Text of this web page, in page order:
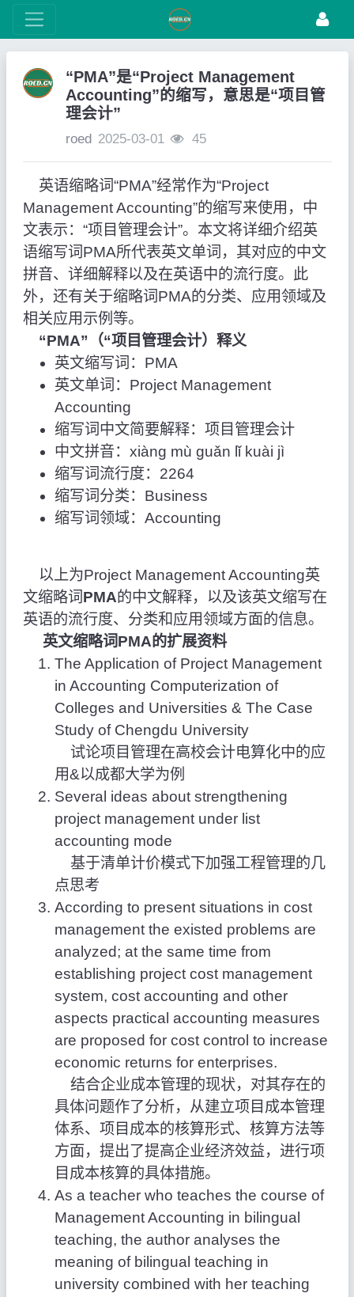
“PMA”是“Project Management
Accounting”的缩写，意思是“项目管
理会计”
roed 2025-03-01 45
英语缩略词“PMA”经常作为“Project
Management Accounting”的缩写来使用，中
文表示：“项目管理会计”。本文将详细介绍英
语缩写词PMA所代表英文单词，其对应的中文
拼音、详细解释以及在英语中的流行度。此
外，还有关于缩略词PMA的分类、应用领域及
相关应用示例等。
“PMA”（“项目管理会计）释义
英文缩写词：PMA
英文单词：Project Management
Accounting
缩写词中文简要解释：项目管理会计
中文拼音：xiàng mù guǎn lǐ kuài jì
缩写词流行度：2264
缩写词分类：Business
缩写词领域：Accounting
以上为Project Management Accounting英
文缩略词 PMA的中文解释，以及该英文缩写在
英语的流行度、分类和应用领域方面的信息。
英文缩略词PMA的扩展资料
The Application of Project Management
in Accounting Computerization of
Colleges and Universities & The Case
Study of Chengdu University
试论项目管理在高校会计电算化中的应
用&以成都大学为例
Several ideas about strengthening
project management under list
accounting mode
基于清单计价模式下加强工程管理的几
点思考
According to present situations in cost
management the existed problems are
analyzed; at the same time from
establishing project cost management
system, cost accounting and other
aspects practical accounting measures
are proposed for cost control to increase
economic returns for enterprises.
结合企业成本管理的现状，对其存在的
具体问题作了分析，从建立项目成本管理
体系、项目成本的核算形式、核算方法等
方面，提出了提高企业经济效益，进行项
目成本核算的具体措施。
As a teacher who teaches the course of
Management Accounting in bilingual
teaching, the author analyses the
meaning of bilingual teaching in
university combined with her teaching